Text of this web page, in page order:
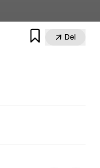
  Del